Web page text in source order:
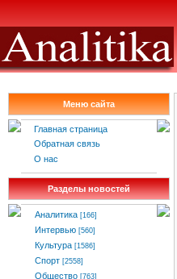
Меню сайта
Главная страница
Обратная связь
О нас
Разделы новостей
Аналитика [166]
Интервью [560]
Культура [1586]
Спорт [2558]
Общество [763]